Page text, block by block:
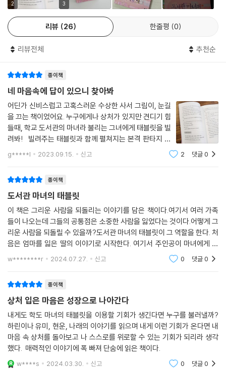
그러자 거짓말처럼 눈앞에 나타난 토미 드래곤. 설마 했던 일이 눈앞에 벌
어지자 어질어질해지지만, 금방 정신을 차리고 주어진 7일을 맘껏 누리고
이 많다.
아무 때나 훌렁훌렁 벗고 반나체로 다니질 않나, 팬들에게나 하는 시그니
처 멘트를 일상에서 날리질 않나, 오글거리는 리액션을 시도 때도 없이 남
발하질 않나, 심지어는 치킨을 먹을 때 닭다리 두 개를 홀랑 다 먹기까지.
유미는 참고 참았던 분통을 터트리고야 마는데……. 유미는 그토록 바랐던
토미 드래곤과의 동거를 무사히 마칠 수 있을까?
ㆍ 여기서부터 다시
현운은 학교에서 노는 패거리들에 의해 매일 폭행을 당한다. 그날도 맞고
들어가는 길에, 우연히 말을 섞게 된 유미에게 태블릿 이야기를 듣는다. 현
운은 뭐 하나를 하더라도 모든 변수를 고려해서 그 결과까지 가늠을 해보
고 실행에 옮기는 신중한 성격이다. 그래서 막상 태블릿을 빌려 오고 나서
도 한동안 망설이지만, 결국 꼭 다시 만나봐야 할 누군가를 위해 큰 결심을
한다.
현운이 태블릿에 사진을 넣자 곧이어 할아버지가 방 문을 벌컥 열고 현운
다, 정신적 충격을 크게 받은 후유증으로 시시때때로 발작을 일으킨다. 현
운은 이런 할아버지의 폭언과 난폭한 행동을 견디는 게 죽도록 싫었지만,
한편으로는 이렇게 괴팍한 할아버지를 다시 만나고 싶기도 했다. 태블릿의
마법이 실현된 후, 할아버지를 다시 보게 된 안내견 하누도 마냥 반가워하
는 듯하다. 할아버지 또한 하누에게만큼은 전처럼 다정한 마음을 드러낸
다.
할아버지가 하누와 함께 산책하는 일상을 다시 겪게 된 현운은, 할아버지
2 3
리뷰 26 한줄평 0
리뷰전체 추천순
종이책
네 마음속에 답이 있으니 찾아봐
어딘가 신비스럽고 고혹스러운 수상한 사서 그림이, 눈길
을 끄는 책이었어요. 누구에게나 상처가 있지만 견디기 힘
들때, 학교 도서관의 마녀라 불리는 그녀에게 태블릿을 빌
려봐! 빌려주는 태블릿과 함께 펼쳐지는 본격 판타지 성
장담입니다. 고등학교 학생들이 다니는 학교가 주 무대예
요, 주인공인 유미는 단짝 친구에게 비밀의 태블릿에 대해
g*****l 2023.09.15. 신고 2 댓글0
종이책
도서관 마녀의 태블릿
이 책은 그리운 사람을 되돌리는 이야기를 담은 책이다.여기서 여러 가족
들이 나오는데 그들의 공통점은 소중한 사람을 잃었다는 것이다.어떻게 그
리운 사람을 되돌릴 수 있을까?도서관 마녀의 태블릿이 그 역할을 한다. 처
음은 엄마를 잃은 딸의 이야기로 시작한다. 여기서 주인공이 마녀에게 태
블릿을 빌리는 데 모르는 사람에게 태블릿을 그냥 빌려주는 사서 즉 도서
w********r 2024.07.27. 신고 0 댓글0
종이책
상처 입은 마음은 성장으로 나아간다
내게도 학도 마녀의 태블릿을 이용할 기회가 생긴다면 누구를 불러낼까?
하린이나 유미, 현운, 나래의 이야기를 읽으며 내게 이런 기회가 온다면 내
마음 속 상처를 돌아보고 나 스스로를 위로할 수 있는 기회가 되리라 생각
했다. 매력적인 이야기에 폭 빠져 단숨에 읽은 책이다.
w****s 2024.03.30. 신고 0 댓글0